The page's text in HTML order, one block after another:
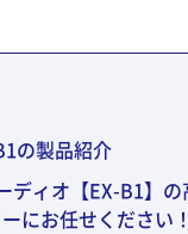
の製品紹介
ディオ【EX-B1】の
にお任せください！